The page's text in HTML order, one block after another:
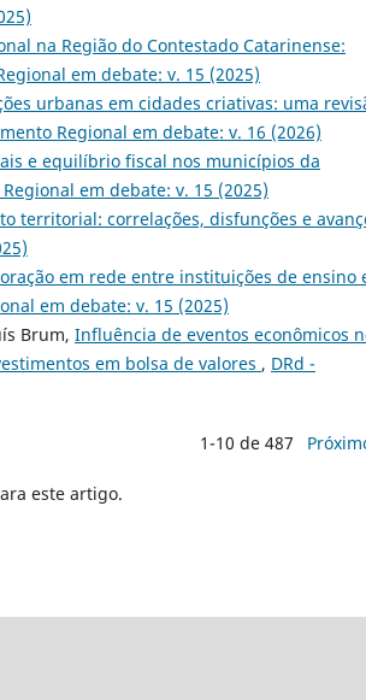
na Região do Contestado Catarinense:
em debate: v. 15 (2025)
urbanas em cidades criativas: uma
Regional em debate: v. 16 (2026)
e equilíbrio fiscal nos municípios da
em debate: v. 15 (2025)
territorial: correlações, disfunções e
em rede entre instituições de ensino
em debate: v. 15 (2025)
Brum, Influência de eventos econômicos
em bolsa de valores , DRd -
1-10 de 487
este artigo.